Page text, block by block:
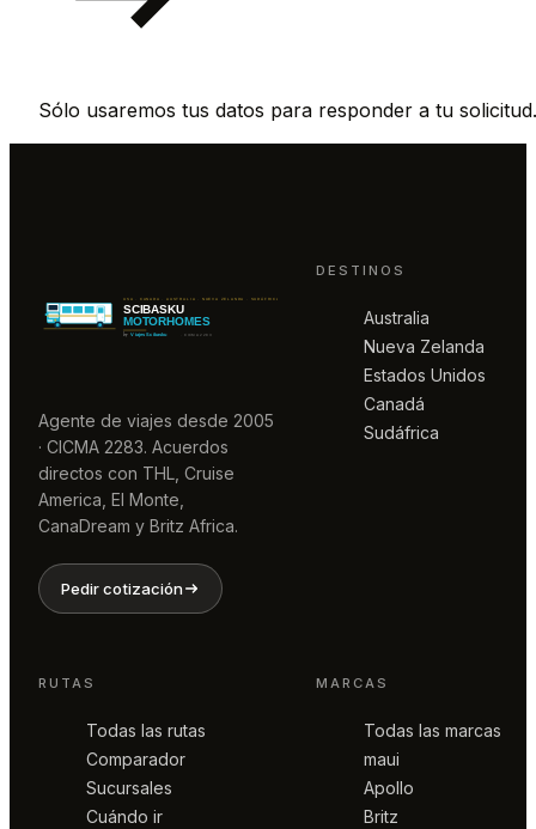
Sólo usaremos tus datos para responder a tu solicitud.
Agente de viajes desde 2005
· CICMA 2283. Acuerdos
directos con THL, Cruise
America, El Monte,
CanaDream y Britz Africa.
Pedir cotización
DESTINOS
Australia
Nueva Zelanda
Estados Unidos
Canadá
Sudáfrica
RUTAS
Todas las rutas
Comparador
Sucursales
Cuándo ir
MARCAS
Todas las marcas
maui
Apollo
Britz